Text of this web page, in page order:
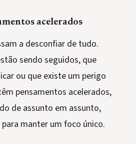
acelerados
a desconfiar de tudo.
sendo seguidos, que
ou que existe um perigo
pensamentos acelerados,
de assunto em assunto,
manter um foco único.